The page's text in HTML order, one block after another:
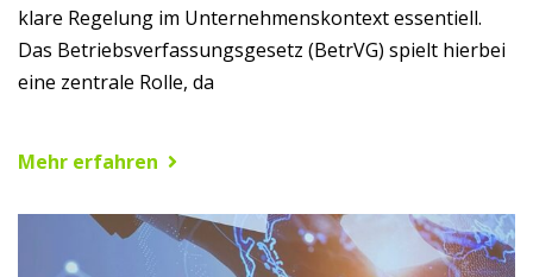
klare Regelung im Unternehmenskontext essentiell.
Das Betriebsverfassungsgesetz (BetrVG) spielt hierbei
eine zentrale Rolle, da
Mehr erfahren